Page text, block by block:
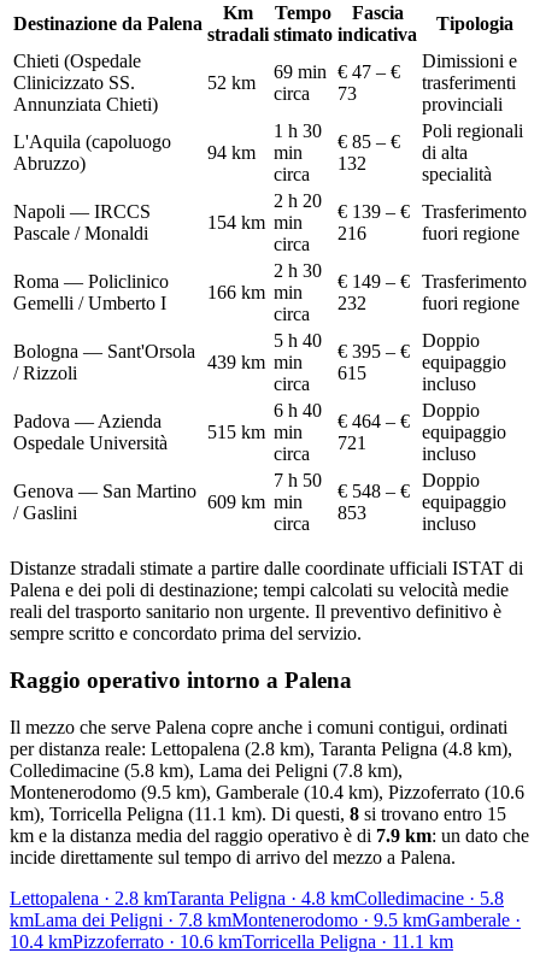
Destinazione da Palena
Km
stradali
Tempo
stimato
Fascia
indicativa
Tipologia
Chieti (Ospedale
Clinicizzato SS.
Annunziata Chieti)
52 km
69 min
circa
€ 47 – €
73
Dimissioni e
trasferimenti
provinciali
L'Aquila (capoluogo
Abruzzo)
94 km
1 h 30
min
circa
€ 85 – €
132
Poli regionali
di alta
specialità
Napoli — IRCCS
Pascale / Monaldi
154 km
2 h 20
min
circa
€ 139 – €
216
Trasferimento
fuori regione
Roma — Policlinico
Gemelli / Umberto I
166 km
2 h 30
min
circa
€ 149 – €
232
Trasferimento
fuori regione
Bologna — Sant'Orsola
/ Rizzoli
439 km
5 h 40
min
circa
€ 395 – €
615
Doppio
equipaggio
incluso
Padova — Azienda
Ospedale Università
515 km
6 h 40
min
circa
€ 464 – €
721
Doppio
equipaggio
incluso
Genova — San Martino
/ Gaslini
609 km
7 h 50
min
circa
€ 548 – €
853
Doppio
equipaggio
incluso
Distanze stradali stimate a partire dalle coordinate ufficiali ISTAT di
Palena e dei poli di destinazione; tempi calcolati su velocità medie
reali del trasporto sanitario non urgente. Il preventivo definitivo è
sempre scritto e concordato prima del servizio.
Raggio operativo intorno a Palena
Il mezzo che serve Palena copre anche i comuni contigui, ordinati
per distanza reale: Lettopalena (2.8 km), Taranta Peligna (4.8 km),
Colledimacine (5.8 km), Lama dei Peligni (7.8 km),
Montenerodomo (9.5 km), Gamberale (10.4 km), Pizzoferrato (10.6
km), Torricella Peligna (11.1 km). Di questi, 8 si trovano entro 15
km e la distanza media del raggio operativo è di 7.9 km: un dato che
incide direttamente sul tempo di arrivo del mezzo a Palena.
Lettopalena · 2.8 kmTaranta Peligna · 4.8 kmColledimacine · 5.8
kmLama dei Peligni · 7.8 kmMontenerodomo · 9.5 kmGamberale ·
10.4 kmPizzoferrato · 10.6 kmTorricella Peligna · 11.1 km